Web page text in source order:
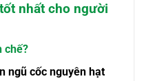
nhất cho người
chế?
ngũ cốc nguyên hạt